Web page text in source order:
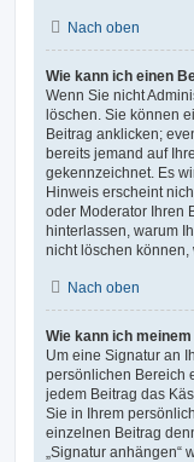
Nach oben
Wie kann ich einen
Wenn Sie nicht
löschen. Sie können
Beitrag anklicken;
bereits jemand auf
gekennzeichnet. Es
Hinweis erscheint
oder Moderator Ihren
hinterlassen, warum
nicht löschen können,
Nach oben
Wie kann ich
Um eine Signatur an
persönlichen Bereich
jedem Beitrag das
Sie in Ihrem
einzelnen Beitrag
„Signatur anhängen“